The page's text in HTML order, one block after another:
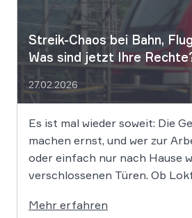
Streik-Chaos bei Bahn,
Was sind jetzt Ihre
27.02.2026
Es ist mal wieder soweit: Die
machen ernst, und wer zur
oder einfach nur nach Hause
verschlossenen Türen. Ob
Flughafen – wenn nichts mehr
Mehr erfahren